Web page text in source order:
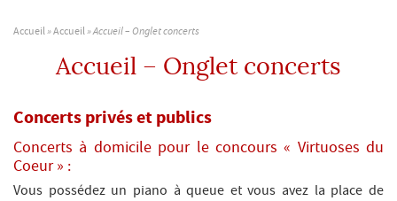
Accueil»Accueil»Accueil – Onglet concerts
Accueil – Onglet concerts
Concerts privés et publics
Concerts à domicile pour le concours « Virtuoses du
Coeur » :
Vous possédez un piano à queue et vous avez la place de